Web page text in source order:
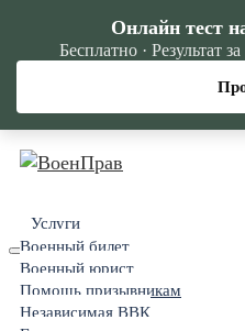
Услуги
Военный билет
Военный юрист
Помощь призывникам
Независимая ВВК
Онлайн тест
Бесплатно · Результат